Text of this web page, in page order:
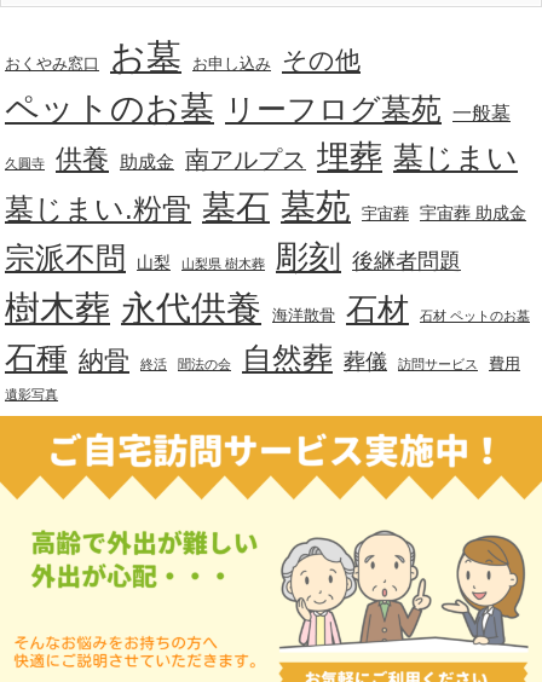
おくやみ窓口 お墓 お申し込み その他
ペットのお墓 リーフログ墓苑 一般墓
久圓寺 供養 助成金 南アルプス 埋葬 墓じまい
墓じまい.粉骨 墓石 墓苑 宇宙葬 宇宙葬 助成金
宗派不問 山梨 山梨県 樹木葬 彫刻 後継者問題
樹木葬 永代供養 海洋散骨 石材 石材 ペットのお墓
石種 納骨 終活 聞法の会 自然葬 葬儀 訪問サービス 費用
遺影写真